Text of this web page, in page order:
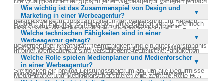
arbeiten Kontakter und Medienberater. Technische Berufe
umfassen Programmierer und Produktionsmitarbeiter,
beispielsweise im Tonstudio oder in der Verpackung. Im Bereich
Media/Service sind Medienplaner, Medienforscher und
Marktforscher tätig. Diese Vielfalt ermöglicht es, für jeden
Interessierten den passenden Job zu finden.
Berufsfeld. Einige Positionen erfordern eine Lehre oder eine
Weiterbildung an Werbeakademien. Andere Berufe setzen ein
Studium an Fachhochschulen oder Universitäten voraus. Dennoch
gibt es auch Möglichkeiten für Quereinsteiger aus anderen Berufen,
in einer Werbeagentur Fuß zu fassen. Wichtig ist, dass die
Bewerber über Kreativität, Teamfähigkeit und ein gutes Verständnis
für Marketing und Design verfügen. Diese Fähigkeiten sind
entscheidend, um in der dynamischen Welt der Werbung erfolgreich
zu sein.
Wie wichtig ist das Zusammenspiel von Design und
Marketing in einer Werbeagentur?
Das Zusammenspiel von Design und Marketing ist in einer
Werbeagentur von entscheidender Bedeutung. Ein ansprechendes
Design allein reicht nicht aus, um den Umsatz zu steigern, wenn
das Marketing nicht stimmt. Ebenso bringt das beste Marketing
nichts, wenn das Design nicht überzeugt. Gute Werbeagenturen
kombinieren beides ideal, um effektive Kampagnen zu erstellen.
Sie decken ein breites Leistungsspektrum ab, um alle Bedürfnisse
einer Firma zu erfüllen. Dadurch sparen sie ihren Kunden viel Zeit
Welche technischen Fähigkeiten sind in einer
Werbeagentur gefragt?
In einer Werbeagentur sind verschiedene technische Fähigkeiten
gefragt, insbesondere im Bereich der Programmierung und
Produktion. Programmierer sind für die Entwicklung und Umsetzung
von Webseiten und Weblayouts verantwortlich. Sie müssen
Welche Rolle spielen Medienplaner und Medienforscher
in einer Werbeagentur?
Medienplaner und Medienforscher spielen eine zentrale Rolle in